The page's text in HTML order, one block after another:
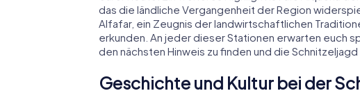
das die ländliche Vergangenheit der Region
Alfafar, ein Zeugnis der landwirtschaftlichen
erkunden. An jeder dieser Stationen erwarten euch
den nächsten Hinweis zu finden und die
Geschichte und Kultur bei der